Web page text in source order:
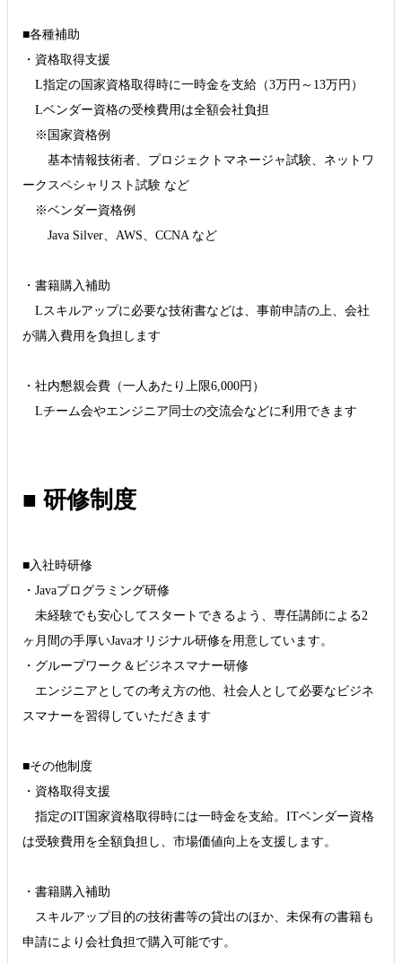
■各種補助
・資格取得支援
L指定の国家資格取得時に一時金を支給（3万円～13万円）
Lベンダー資格の受検費用は全額会社負担
※国家資格例
基本情報技術者、プロジェクトマネージャ試験、ネットワ
ークスペシャリスト試験 など
※ベンダー資格例
Java Silver、AWS、CCNA など
・書籍購入補助
Lスキルアップに必要な技術書などは、事前申請の上、会社
が購入費用を負担します
・社内懇親会費（一人あたり上限6,000円）
Lチーム会やエンジニア同士の交流会などに利用できます
■ 研修制度
■入社時研修
・Javaプログラミング研修
未経験でも安心してスタートできるよう、専任講師による2
ヶ月間の手厚いJavaオリジナル研修を用意しています。
・グループワーク＆ビジネスマナー研修
エンジニアとしての考え方の他、社会人として必要なビジネ
スマナーを習得していただきます
■その他制度
・資格取得支援
指定のIT国家資格取得時には一時金を支給。ITベンダー資格
は受験費用を全額負担し、市場価値向上を支援します。
・書籍購入補助
スキルアップ目的の技術書等の貸出のほか、未保有の書籍も
申請により会社負担で購入可能です。